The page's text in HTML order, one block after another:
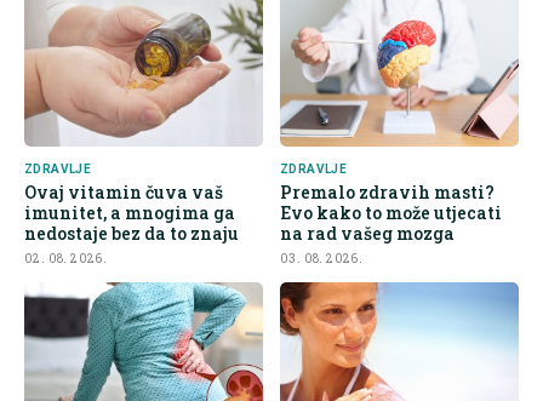
ZDRAVLJE
Ovaj vitamin čuva vaš
imunitet, a mnogima ga
nedostaje bez da to znaju
02. 08. 2026.
ZDRAVLJE
Premalo zdravih masti?
Evo kako to može utjecati
na rad vašeg mozga
03. 08. 2026.